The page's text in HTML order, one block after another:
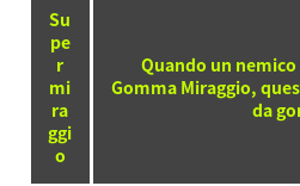
Su
pe
r
mi
ra
ggi
o
Quando un
Gomma Miraggio,
da